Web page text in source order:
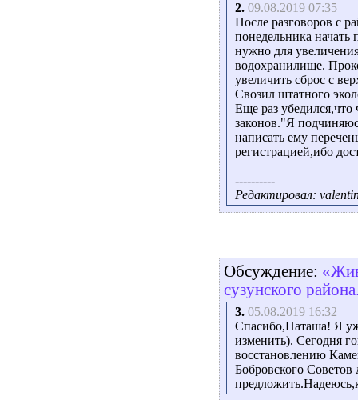
2. 09.08.2019 07:35
После разговоров с
понедельника
нужно для
водохранилище.
увеличить сброс с
Свозил штатного
Еще раз
законов."Я
написать ему
регистрацией,ибо
----------
Редактировал:
Обсуждение:
сузунского
3. 05.08.2019 16:32
Спасибо,Наташа! Я
изменить). Сегодня
восстановлению
Бобровского Советов